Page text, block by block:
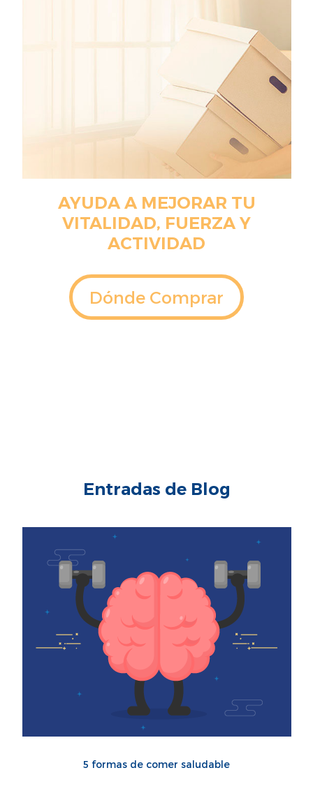
AYUDA A MEJORAR TU
VITALIDAD, FUERZA Y
ACTIVIDAD
Dónde Comprar
Entradas de Blog
5 formas de comer saludable